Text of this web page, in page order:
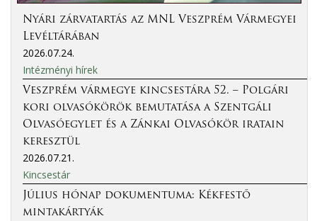
Nyári zárvatartás az MNL Veszprém Vármegyei
Levéltárában
2026.07.24.
Intézményi hírek
Veszprém vármegye kincsestára 52. – Polgári
kori olvasókörök bemutatása a Szentgáli
Olvasóegylet és a Zánkai Olvasókör iratain
keresztül
2026.07.21.
Kincsestár
Július hónap dokumentuma: Kékfestő
mintakártyák